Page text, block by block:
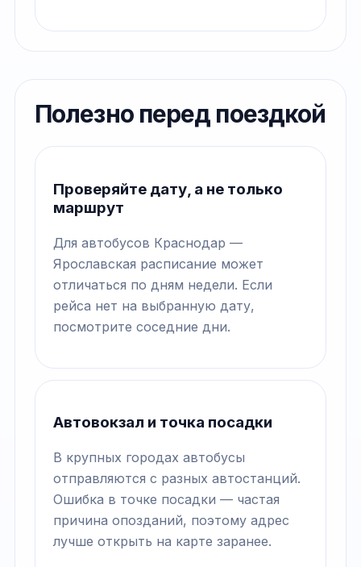
Полезно перед поездкой
Проверяйте дату, а не только
маршрут
Для автобусов Краснодар —
Ярославская расписание может
отличаться по дням недели. Если
рейса нет на выбранную дату,
посмотрите соседние дни.
Автовокзал и точка посадки
В крупных городах автобусы
отправляются с разных автостанций.
Ошибка в точке посадки — частая
причина опозданий, поэтому адрес
лучше открыть на карте заранее.